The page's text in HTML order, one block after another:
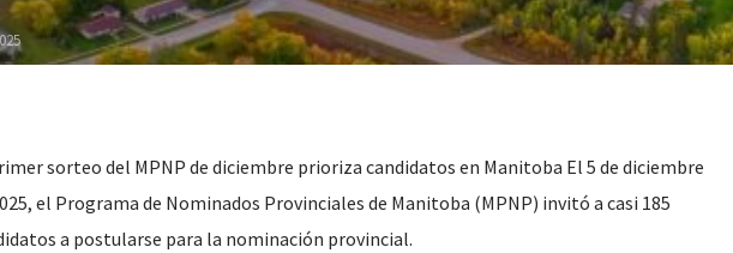
sorteo del MPNP de diciembre prioriza candidatos en Manitoba El 5 de diciembre
el Programa de Nominados Provinciales de Manitoba (MPNP) invitó a casi 185
a postularse para la nominación provincial.